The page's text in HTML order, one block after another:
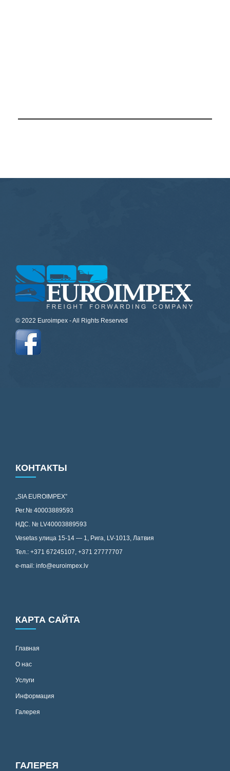
© 2022 Euroimpex - All Rights Reserved
КОНТАКТЫ
„SIA EUROIMPEX”
Рег.№ 40003889593
НДС. № LV40003889593
Vesetas улица 15-14 — 1, Рига, LV-1013, Латвия
Тел.: +371 67245107, +371 27777707
e-mail: info@euroimpex.lv
КАРТА САЙТА
Главная
О нас
Услуги
Информация
Галерея
ГАЛЕРЕЯ